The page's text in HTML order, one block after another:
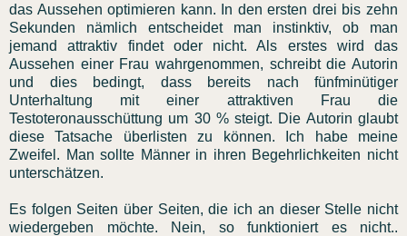
das Aussehen optimieren kann. In den ersten drei bis zehn
Sekunden nämlich entscheidet man instinktiv, ob man
jemand attraktiv findet oder nicht. Als erstes wird das
Aussehen einer Frau wahrgenommen, schreibt die Autorin
und dies bedingt, dass bereits nach fünfminütiger
Unterhaltung mit einer attraktiven Frau die
Testoteronausschüttung um 30 % steigt. Die Autorin glaubt
diese Tatsache überlisten zu können. Ich habe meine
Zweifel. Man sollte Männer in ihren Begehrlichkeiten nicht
unterschätzen.
Es folgen Seiten über Seiten, die ich an dieser Stelle nicht
wiedergeben möchte. Nein, so funktioniert es nicht..